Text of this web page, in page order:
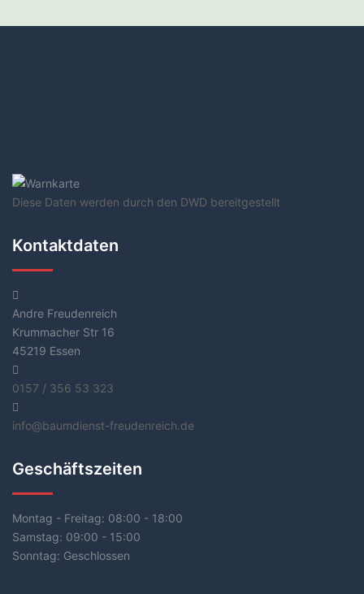
Diese Daten werden durch den DWD bereitgestellt
Kontaktdaten
Andre Freudenreich
Krummacher Str 16
45219 Essen
0157 / 356 53 323
info@baumdienst-freudenreich.de
Geschäftszeiten
Montag - Freitag: 08:00 - 18:00
Samstag: 09:00 - 15:00
Sonntag: Geschlossen